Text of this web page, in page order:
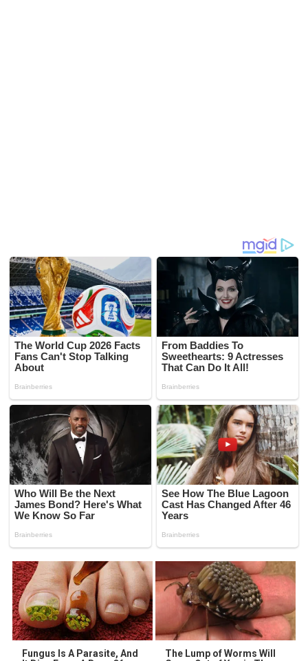
Fungus Is A Parasite, And
The Lump of Worms Will